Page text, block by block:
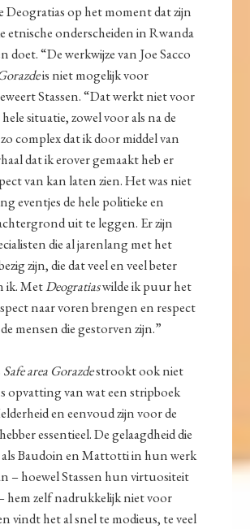
Deogratias op het moment dat zijn
etnische onderscheiden in Rwanda
doet. “De werkwijze van Joe Sacco
is niet mogelijk voor
Stassen. “Dat werkt niet voor
situatie, zowel voor als na de
complex dat ik door middel van
dat ik erover gemaakt heb er
van kan laten zien. Het was niet
eventjes de hele politieke en
uit te leggen. Er zijn
die al jarenlang met het
zijn, die dat veel en veel beter
ik. MetDeogratiaswilde ik puur het
naar voren brengen en respect
mensen die gestorven zijn.”
Safe area Gorazdestrookt ook niet
opvatting van wat een stripboek
en eenvoud zijn voor de
essentieel. De gelaagdheid die
Baudoin en Mattotti in hun werk
– hoewel Stassen hun virtuositeit
hem zelf nadrukkelijk niet voor
vindt het al snel te modieus, te veel